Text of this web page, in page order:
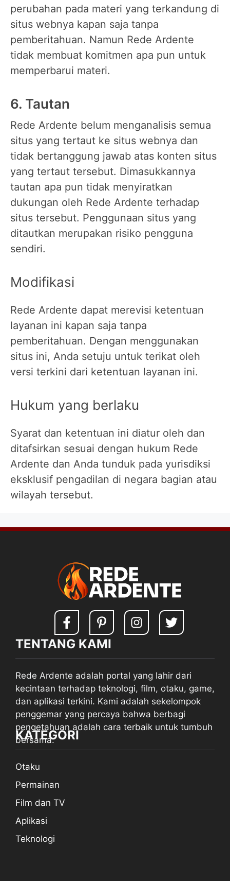
perubahan pada materi yang terkandung di
situs webnya kapan saja tanpa
pemberitahuan. Namun Rede Ardente
tidak membuat komitmen apa pun untuk
memperbarui materi.
6. Tautan
Rede Ardente belum menganalisis semua
situs yang tertaut ke situs webnya dan
tidak bertanggung jawab atas konten situs
yang tertaut tersebut. Dimasukkannya
tautan apa pun tidak menyiratkan
dukungan oleh Rede Ardente terhadap
situs tersebut. Penggunaan situs yang
ditautkan merupakan risiko pengguna
sendiri.
Modifikasi
Rede Ardente dapat merevisi ketentuan
layanan ini kapan saja tanpa
pemberitahuan. Dengan menggunakan
situs ini, Anda setuju untuk terikat oleh
versi terkini dari ketentuan layanan ini.
Hukum yang berlaku
Syarat dan ketentuan ini diatur oleh dan
ditafsirkan sesuai dengan hukum Rede
Ardente dan Anda tunduk pada yurisdiksi
eksklusif pengadilan di negara bagian atau
wilayah tersebut.
TENTANG KAMI
Rede Ardente adalah portal yang lahir dari
kecintaan terhadap teknologi, film, otaku, game,
dan aplikasi terkini. Kami adalah sekelompok
penggemar yang percaya bahwa berbagi
pengetahuan adalah cara terbaik untuk tumbuh
bersama.
KATEGORI
Otaku
Permainan
Film dan TV
Aplikasi
Teknologi